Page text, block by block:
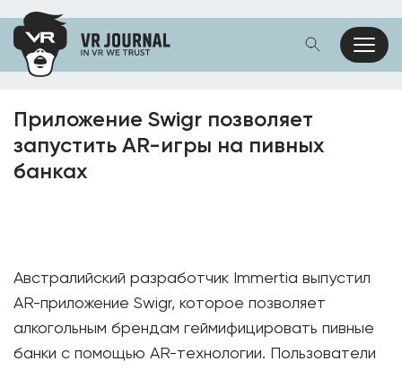
Приложение Swigr позволяет
запустить AR-игры на пивных
банках
Австралийский разработчик Immertia выпустил
AR-приложение Swigr, которое позволяет
алкогольным брендам геймифицировать пивные
банки с помощью AR-технологии. Пользователи